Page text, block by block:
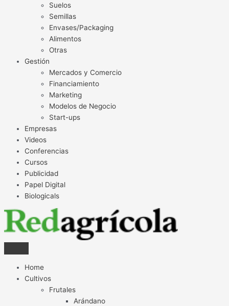
Suelos
Semillas
Envases/Packaging
Alimentos
Otras
Gestión
Mercados y Comercio
Financiamiento
Marketing
Modelos de Negocio
Start-ups
Empresas
Videos
Conferencias
Cursos
Publicidad
Papel Digital
Biologicals
Home
Cultivos
Frutales
Arándano